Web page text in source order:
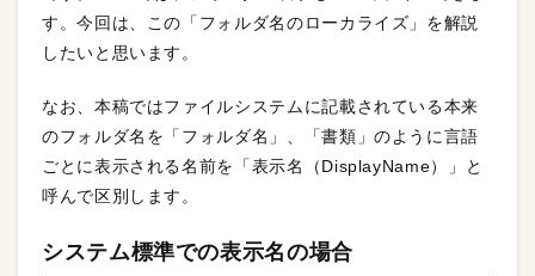
す。今回は、この「フォルダ名のローカライズ」を解説
したいと思います。
なお、本稿ではファイルシステムに記載されている本来
のフォルダ名を「フォルダ名」、「書類」のように言語
ごとに表示される名前を「表示名（DisplayName）」と
呼んで区別します。
システム標準での表示名の場合